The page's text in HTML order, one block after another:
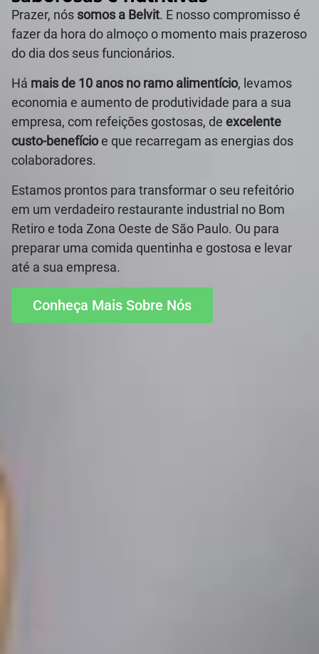
Prazer, nós somos a Belvit. E nosso compromisso é
fazer da hora do almoço o momento mais prazeroso
do dia dos seus funcionários.
Há mais de 10 anos no ramo alimentício, levamos
economia e aumento de produtividade para a sua
empresa, com refeições gostosas, de excelente
custo-benefícioe que recarregam as energias dos
colaboradores.
Estamos prontos para transformar o seu refeitório
em um verdadeiro restaurante industrial no Bom
Retiro e toda Zona Oeste de São Paulo. Ou para
preparar uma comida quentinha e gostosa e levar
até a sua empresa.
Conheça Mais Sobre Nós